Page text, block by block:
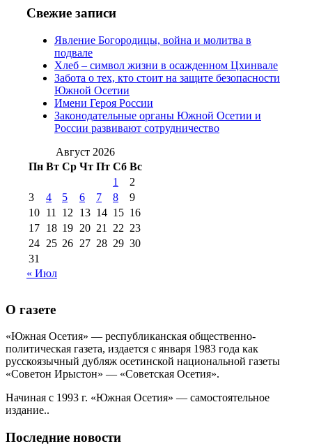
июля 2017 г
2012 г
(15)
№97 30 июля 2015 г
(15)№98 1 августа 2015 г
августа 2016 г(10)№98 5 июля 2014 г(10)
№98 8 августа 2013 г
августа 2012 г(14) №98+99 11 июля
2017 г(9)
№99 4 августа
2016 г(12) №99 8 июля 2014 г
августа 2012 г(11)
августа 2013 г
(12)
Свежие записи
Явление Богородицы, война и молитва в
подвале
Хлеб – символ жизни в осажденном Цхинвале
Забота о тех, кто стоит на защите безопасности
Южной Осетии
Имени Героя России
Законодательные органы Южной Осетии и
России развивают сотрудничество
Август 2026
Пн Вт Ср Чт Пт Сб Вс
1
2
3
4 5 6 7 8
9
10 11 12 13 14 15 16
17 18 19 20 21 22 23
24 25 26 27 28 29 30
31
« Июл
О газете
«Южная Осетия» — республиканская общественно-
политическая газета, издается с января 1983 года как
русскоязычный дубляж осетинской национальной газеты
«Советон Ирыстон» — «Советская Осетия».
Начиная с 1993 г. «Южная Осетия» — самостоятельное
издание..
Последние новости